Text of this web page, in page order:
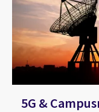
5G &